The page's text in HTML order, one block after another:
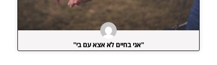
"אני בחיים לא אצא עם בי"